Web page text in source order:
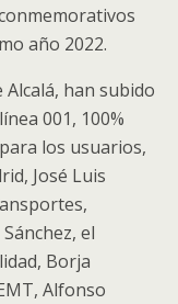
año 2022.
Alcalá, han subido
001, 100%
los usuarios,
José Luis
el
Borja
Alfonso